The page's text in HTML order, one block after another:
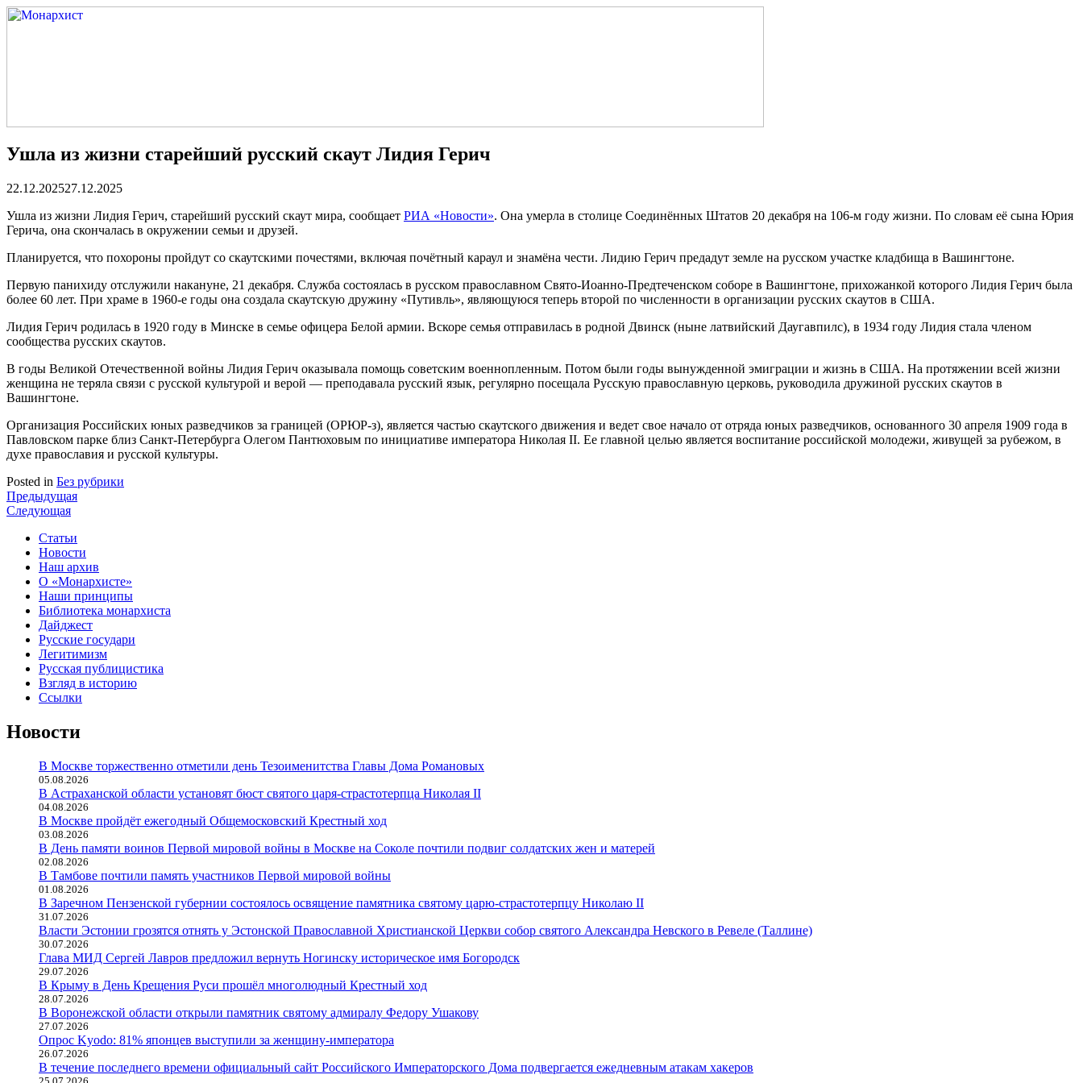
Ушла из жизни старейший русский скаут Лидия Герич
22.12.202527.12.2025
Ушла из жизни Лидия Герич, старейший русский скаут мира, сообщает РИА «Новости». Она умерла в столице Соединённых Штатов 20 декабря на 106-м году жизни. По словам её сына Юрия
Герича, она скончалась в окружении семьи и друзей.
Планируется, что похороны пройдут со скаутскими почестями, включая почётный караул и знамёна чести. Лидию Герич предадут земле на русском участке кладбища в Вашингтоне.
Первую панихиду отслужили накануне, 21 декабря. Служба состоялась в русском православном Свято-Иоанно-Предтеченском соборе в Вашингтоне, прихожанкой которого Лидия Герич была
более 60 лет. При храме в 1960-е годы она создала скаутскую дружину «Путивль», являющуюся теперь второй по численности в организации русских скаутов в США.
Лидия Герич родилась в 1920 году в Минске в семье офицера Белой армии. Вскоре семья отправилась в родной Двинск (ныне латвийский Даугавпилс), в 1934 году Лидия стала членом
сообщества русских скаутов.
В годы Великой Отечественной войны Лидия Герич оказывала помощь советским военнопленным. Потом были годы вынужденной эмиграции и жизнь в США. На протяжении всей жизни
женщина не теряла связи с русской культурой и верой — преподавала русский язык, регулярно посещала Русскую православную церковь, руководила дружиной русских скаутов в
Вашингтоне.
Организация Российских юных разведчиков за границей (ОРЮР-з), является частью скаутского движения и ведет свое начало от отряда юных разведчиков, основанного 30 апреля 1909 года в
Павловском парке близ Санкт-Петербурга Олегом Пантюховым по инициативе императора Николая II. Ее главной целью является воспитание российской молодежи, живущей за рубежом, в
духе православия и русской культуры.
Posted in Без рубрики
Навигация
по
записям
Предыдущая
Следующая
Статьи
Новости
Наш архив
О «Монархисте»
Наши принципы
Библиотека монархиста
Дайджест
Русские государи
Легитимизм
Русская публицистика
Взгляд в историю
Ссылки
Новости
В Москве торжественно отметили день Тезоименитства Главы Дома Романовых
05.08.2026
В Астраханской области установят бюст святого царя-страстотерпца Николая II
04.08.2026
В Москве пройдёт ежегодный Общемосковский Крестный ход
03.08.2026
В День памяти воинов Первой мировой войны в Москве на Соколе почтили подвиг солдатских жен и матерей
02.08.2026
В Тамбове почтили память участников Первой мировой войны
01.08.2026
В Заречном Пензенской губернии состоялось освящение памятника святому царю-страстотерпцу Николаю II
31.07.2026
Власти Эстонии грозятся отнять у Эстонской Православной Христианской Церкви собор святого Александра Невского в Ревеле (Таллине)
30.07.2026
Глава МИД Сергей Лавров предложил вернуть Ногинску историческое имя Богородск
29.07.2026
В Крыму в День Крещения Руси прошёл многолюдный Крестный ход
28.07.2026
В Воронежской области открыли памятник святому адмиралу Федору Ушакову
27.07.2026
Опрос Kyodo: 81% японцев выступили за женщину-императора
26.07.2026
В течение последнего времени официальный сайт Российского Императорского Дома подвергается ежедневным атакам хакеров